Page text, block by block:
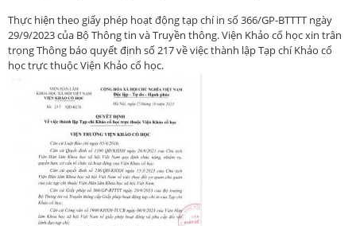
Thực hiện theo giấy phép hoạt động tạp chí in số 366/GP-BTTTT ngày
29/9/2023 của Bộ Thông tin và Truyền thông. Viện Khảo cổ học xin trân
trọng Thông báo quyết định số 217 về việc thành lập Tạp chí Khảo cổ
học trực thuộc Viện Khảo cổ học.